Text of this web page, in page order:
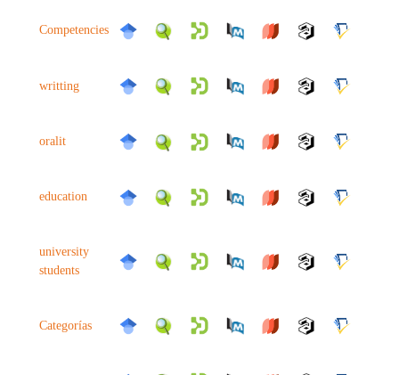
Competencies
writting
oralit
education
university
students
Categorías